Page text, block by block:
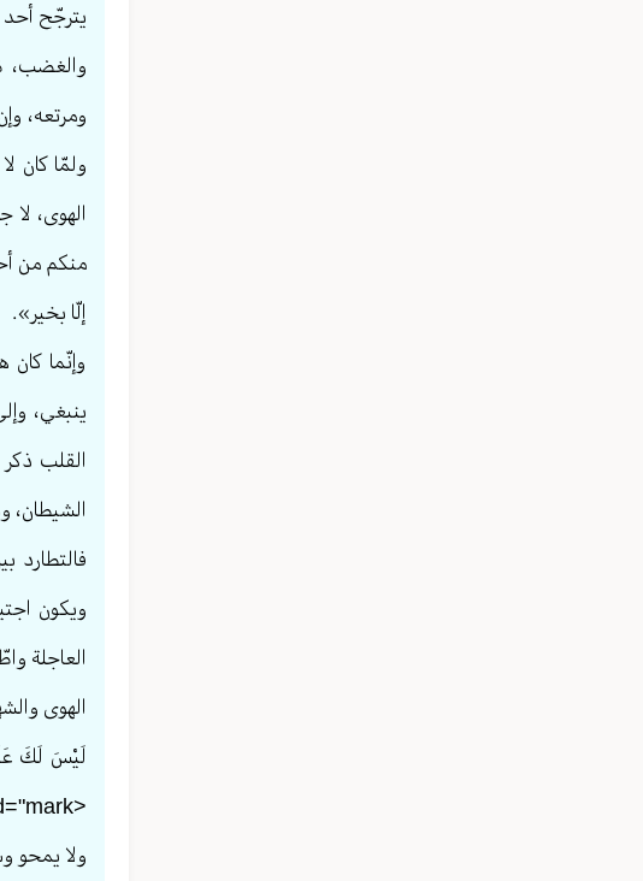
يترجّح أحد
والغضب،
ومرتعه،
ولمّا كان
الهوى،
منكم من
إلّا بخير».
وإنّما
ينبغي،
القلب
الشيطان،
فالتطارد
ويكون
العاجلة
لَيْسَ لَكَ
<span id="mark"﴾﴿أَ فَرَأَيْتَ مَنِ اتَّخَذَ إِلهَهُ هَواهُ﴾ إشارة إلى أنّ الهوى إلهه ومعبوده، فهو عبد الهوى لا عبد الله.
ولا يمحو